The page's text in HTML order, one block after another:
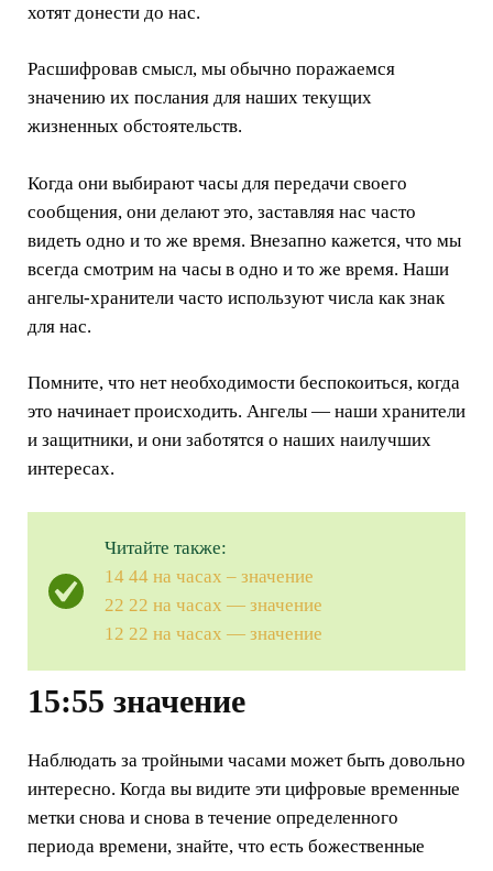
хотят донести до нас.
Расшифровав смысл, мы обычно поражаемся
значению их послания для наших текущих
жизненных обстоятельств.
Когда они выбирают часы для передачи своего
сообщения, они делают это, заставляя нас часто
видеть одно и то же время. Внезапно кажется, что мы
всегда смотрим на часы в одно и то же время. Наши
ангелы-хранители часто используют числа как знак
для нас.
Помните, что нет необходимости беспокоиться, когда
это начинает происходить. Ангелы — наши хранители
и защитники, и они заботятся о наших наилучших
интересах.
Читайте также:
14 44 на часах – значение
22 22 на часах — значение
12 22 на часах — значение
15:55 значение
Наблюдать за тройными часами может быть довольно
интересно. Когда вы видите эти цифровые временные
метки снова и снова в течение определенного
периода времени, знайте, что есть божественные